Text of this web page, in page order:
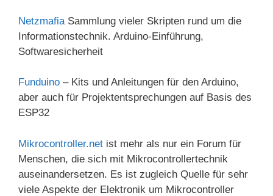
Netzmafia Sammlung vieler Skripten rund um die
Informationstechnik. Arduino-Einführung,
Softwaresicherheit
Funduino – Kits und Anleitungen für den Arduino,
aber auch für Projektentsprechungen auf Basis des
ESP32
Mikrocontroller.net ist mehr als nur ein Forum für
Menschen, die sich mit Mikrocontrollertechnik
auseinandersetzen. Es ist zugleich Quelle für sehr
viele Aspekte der Elektronik um Mikrocontroller